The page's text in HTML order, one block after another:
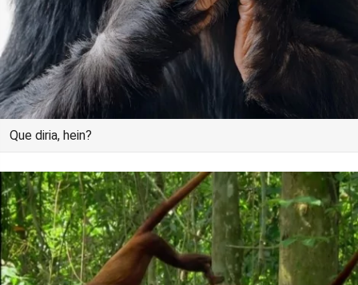
Que diria, hein?